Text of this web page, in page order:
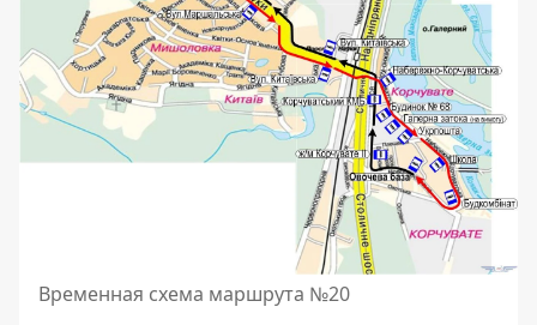
Временная схема маршрута №20